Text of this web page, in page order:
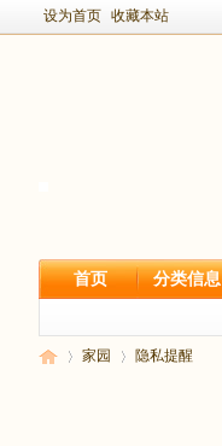
设为首页 收藏本站
首页 分类信息
家园 隐私提醒